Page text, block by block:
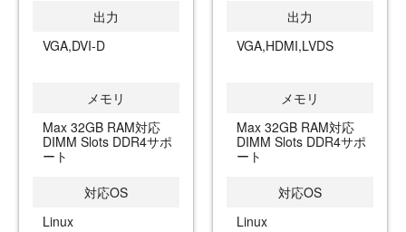
出力
VGA,DVI-D
メモリ
Max 32GB RAM対応
DIMM Slots DDR4サポ
ート
対応OS
Linux
出力
VGA,HDMI,LVDS
メモリ
Max 32GB RAM対応
DIMM Slots DDR4サポ
ート
対応OS
Linux